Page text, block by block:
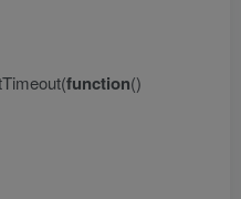
function()